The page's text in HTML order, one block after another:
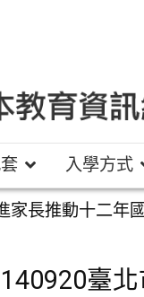
入學方式
家長推動十二年
臺